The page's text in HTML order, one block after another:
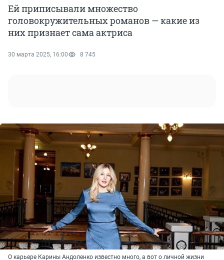
Ей приписывали множество
головокружительных романов — какие из
них признает сама актриса
30 марта 2025, 16:00 8 745
О карьере Карины Андоленко известно много, а вот о личной жизни